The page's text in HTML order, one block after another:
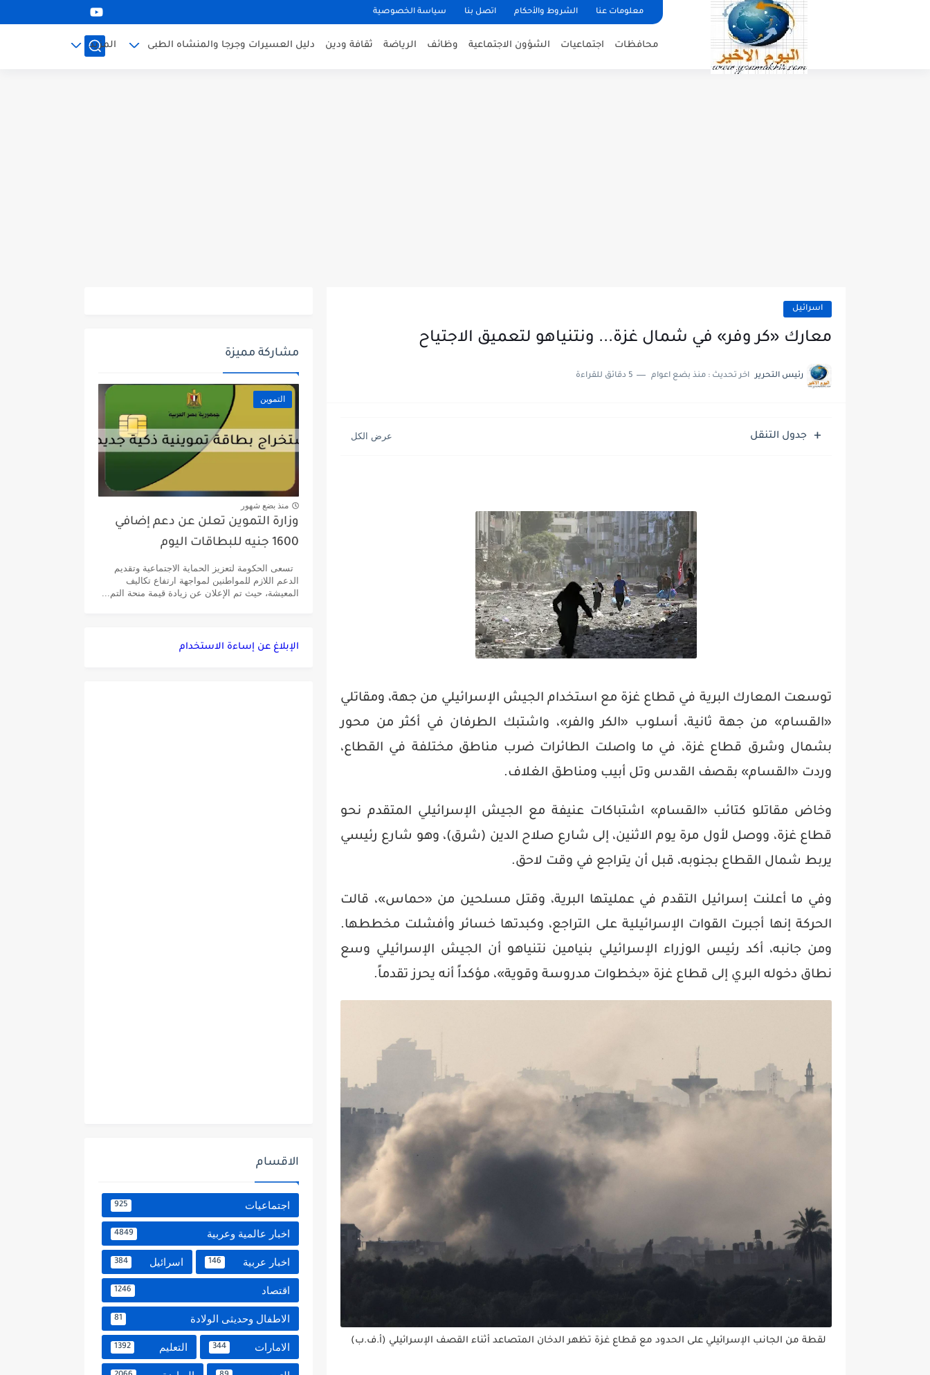
معلومات عنا الشروط والأحكام اتصل بنا سياسة الخصوصية
محافظات اجتماعيات الشؤون الاجتماعية وظائف الرياضة ثقافة ودين دليل العسيرات وجرجا والمنشاه الطبى المزيد
اسرائيل
معارك «كر وفر» في شمال غزة... ونتنياهو لتعميق الاجتياح
رئيس التحرير اخر تحديث : منذ بضع اعوام 5 دقائق للقراءة
جدول التنقل
توسعت المعارك البرية في قطاع غزة مع استخدام الجيش الإسرائيلي من جهة، ومقاتلي
«القسام» من جهة ثانية، أسلوب «الكر والفر»، واشتبك الطرفان في أكثر من محور
بشمال وشرق قطاع غزة، في ما واصلت الطائرات ضرب مناطق مختلفة في القطاع،
وردت «القسام» بقصف القدس وتل أبيب ومناطق الغلاف.
وخاض مقاتلو كتائب «القسام» اشتباكات عنيفة مع الجيش الإسرائيلي المتقدم نحو
قطاع غزة، ووصل لأول مرة يوم الاثنين، إلى شارع صلاح الدين (شرق)، وهو شارع رئيسي
يربط شمال القطاع بجنوبه، قبل أن يتراجع في وقت لاحق.
وفي ما أعلنت إسرائيل التقدم في عمليتها البرية، وقتل مسلحين من «حماس»، قالت
الحركة إنها أجبرت القوات الإسرائيلية على التراجع، وكبدتها خسائر وأفشلت مخططها.
ومن جانبه، أكد رئيس الوزراء الإسرائيلي بنيامين نتنياهو أن الجيش الإسرائيلي وسع
نطاق دخوله البري إلى قطاع غزة «بخطوات مدروسة وقوية»، مؤكداً أنه يحرز تقدماً.
لقطة من الجانب الإسرائيلي على الحدود مع قطاع غزة تظهر الدخان المتصاعد أثناء القصف الإسرائيلي (أ.ف.ب)
مشاركة مميزة
التموين
منذ بضع شهور
وزارة التموين تعلن عن دعم إضافي
1600 جنيه للبطاقات اليوم
تسعى الحكومة لتعزيز الحماية الاجتماعية وتقديم
الدعم اللازم للمواطنين لمواجهة ارتفاع تكاليف
المعيشة، حيث تم الإعلان عن زيادة قيمة منحة التم...
الإبلاغ عن إساءة الاستخدام
الاقسام
اجتماعيات 925
اخبار عالمية وعربية 4849
اخبار عربية 146 اسرائيل 384
اقتصاد 1246
الاطفال وحديثى الولادة 81
الامارات 344 التعليم 1392